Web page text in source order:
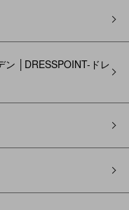
ン │DRESSPOINT-ドレ